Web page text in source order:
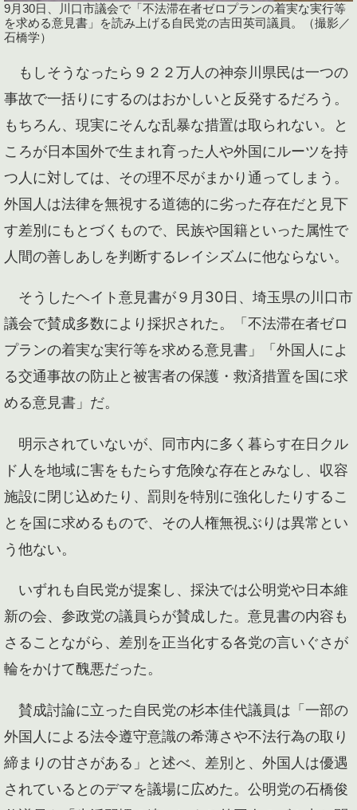
9月30日、川口市議会で「不法滞在者ゼロプランの着実な実行等
を求める意見書」を読み上げる自民党の吉田英司議員。（撮影／
石橋学）
もしそうなったら９２２万人の神奈川県民は一つの
事故で一括りにするのはおかしいと反発するだろう。
もちろん、現実にそんな乱暴な措置は取られない。と
ころが日本国外で生まれ育った人や外国にルーツを持
つ人に対しては、その理不尽がまかり通ってしまう。
外国人は法律を無視する道徳的に劣った存在だと見下
す差別にもとづくもので、民族や国籍といった属性で
人間の善しあしを判断するレイシズムに他ならない。
そうしたヘイト意見書が９月30日、埼玉県の川口市
議会で賛成多数により採択された。「不法滞在者ゼロ
プランの着実な実行等を求める意見書」「外国人によ
る交通事故の防止と被害者の保護・救済措置を国に求
める意見書」だ。
明示されていないが、同市内に多く暮らす在日クル
ド人を地域に害をもたらす危険な存在とみなし、収容
施設に閉じ込めたり、罰則を特別に強化したりするこ
とを国に求めるもので、その人権無視ぶりは異常とい
う他ない。
いずれも自民党が提案し、採決では公明党や日本維
新の会、参政党の議員らが賛成した。意見書の内容も
さることながら、差別を正当化する各党の言いぐさが
輪をかけて醜悪だった。
賛成討論に立った自民党の杉本佳代議員は「一部の
外国人による法令遵守意識の希薄さや不法行為の取り
締まりの甘さがある」と述べ、差別と、外国人は優遇
されているとのデマを議場に広めた。公明党の石橋俊